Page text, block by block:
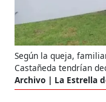
Según la queja,
Castañeda tendrían
Archivo | La Estrella